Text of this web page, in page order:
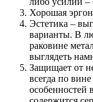
Хорошая
Эстетика –
варианты. В
раковине
выглядеть
Защищает от
всегда по
особенностей